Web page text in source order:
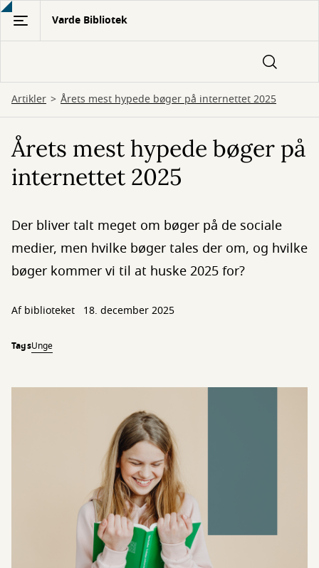
Gå
hovedindhold
Varde Bibliotek
Artikler Årets mest hypede bøger på internettet 2025
Årets mest hypede bøger på
internettet 2025
Der bliver talt meget om bøger på de sociale
medier, men hvilke bøger tales der om, og hvilke
bøger kommer vi til at huske 2025 for?
Af biblioteket 18. december 2025
TagsUnge